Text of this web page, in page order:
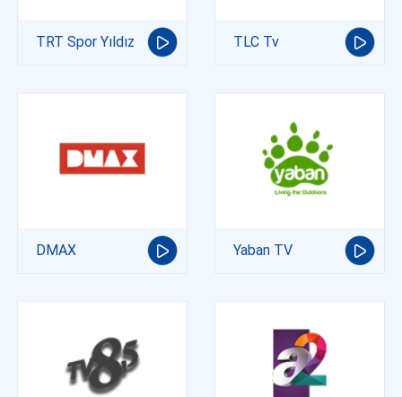
TRT Spor Yıldız TLC Tv
DMAX Yaban TV